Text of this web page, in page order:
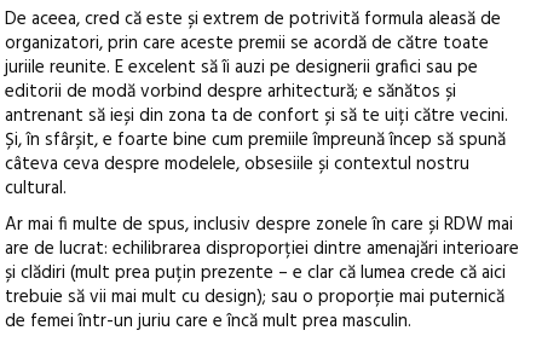
De aceea, cred că este și extrem de potrivită formula aleasă de
organizatori, prin care aceste premii se acordă de către toate
juriile reunite. E excelent să îi auzi pe designerii grafici sau pe
editorii de modă vorbind despre arhitectură; e sănătos și
antrenant să ieși din zona ta de confort și să te uiți către vecini.
Și, în sfârșit, e foarte bine cum premiile împreună încep să spună
câteva ceva despre modelele, obsesiile și contextul nostru
cultural.
Ar mai fi multe de spus, inclusiv despre zonele în care și RDW mai
are de lucrat: echilibrarea disproporției dintre amenajări interioare
și clădiri (mult prea puțin prezente – e clar că lumea crede că aici
trebuie să vii mai mult cu design); sau o proporție mai puternică
de femei într-un juriu care e încă mult prea masculin.